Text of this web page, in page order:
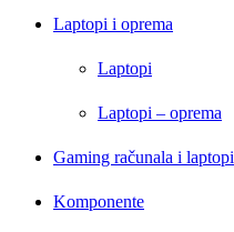
Laptopi i oprema
Laptopi
Laptopi – oprema
Gaming računala i laptopi
Komponente